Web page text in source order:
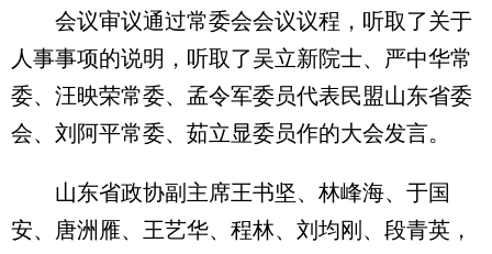
会议审议通过常委会会议议程，听取了关于
人事事项的说明，听取了吴立新院士、严中华常
委、汪映荣常委、孟令军委员代表民盟山东省委
会、刘阿平常委、茹立显委员作的大会发言。
山东省政协副主席王书坚、林峰海、于国
安、唐洲雁、王艺华、程林、刘均刚、段青英，